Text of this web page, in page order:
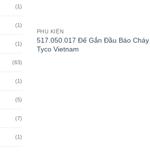
(1)
(1)
(1)
(63)
(1)
(5)
(7)
(1)
PHỤ KIỆN
517.050.017 Đế Gắn Đầu Báo Cháy
Tyco Vietnam